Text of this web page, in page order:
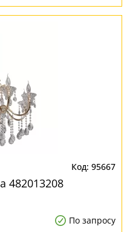
95667
482013208
По запросу